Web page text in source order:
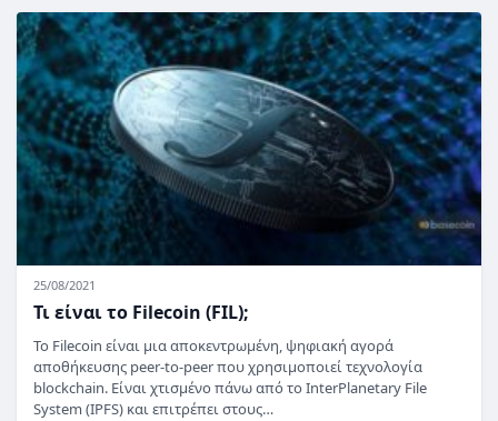
25/08/2021
Τι είναι το Filecoin (FIL);
Το Filecoin είναι μια αποκεντρωμένη, ψηφιακή αγορά
αποθήκευσης peer-to-peer που χρησιμοποιεί τεχνολογία
blockchain. Είναι χτισμένο πάνω από το InterPlanetary File
System (IPFS) και επιτρέπει στους…